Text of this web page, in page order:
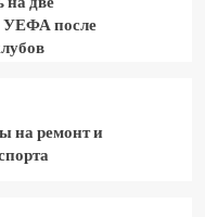
УЕФА после
на ремонт и